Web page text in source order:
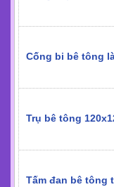
Trụ bê tông